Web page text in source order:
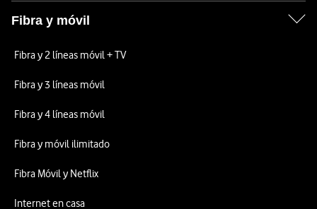
Fibra y móvil
Fibra y 2 líneas móvil + TV
Fibra y 3 líneas móvil
Fibra y 4 líneas móvil
Fibra y móvil ilimitado
Fibra Móvil y Netflix
Internet en casa